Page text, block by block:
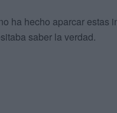
ha hecho aparcar estas
saber la verdad.